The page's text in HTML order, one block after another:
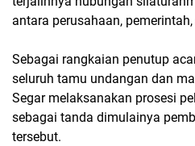
antara perusahaan,
Sebagai rangkaian penutup
seluruh tamu undangan dan
Segar melaksanakan prosesi
sebagai tanda dimulainya
tersebut.